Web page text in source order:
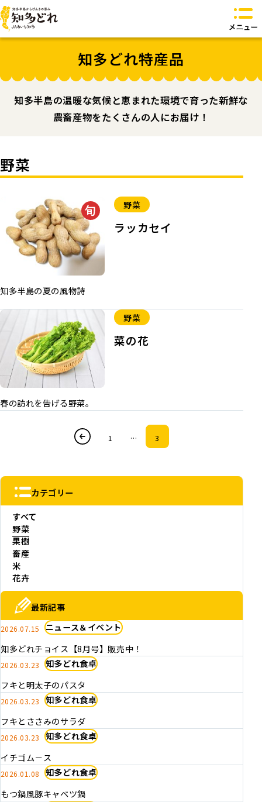
知多どれとは？
知多どれ特産品
知多どれ食卓
お問い合わせ
トップページへ
知多どれ特産品
知多半島の温暖な気候と恵まれた環境で育った新鮮な
農畜産物をたくさんの人にお届け！
野菜
野菜
ラッカセイ
知多半島の夏の風物詩
野菜
菜の花
春の訪れを告げる野菜。
前へ 1 … 3
カテゴリー
すべて
野菜
果樹
畜産
米
花卉
最新記事
2026.07.15 ニュース＆イベント
知多どれチョイス【8月号】販売中！
2026.03.23 知多どれ食卓
フキと明太子のパスタ
2026.03.23 知多どれ食卓
フキとささみのサラダ
2026.03.23 知多どれ食卓
イチゴム－ス
2026.01.08 知多どれ食卓
もつ鍋風豚キャベツ鍋